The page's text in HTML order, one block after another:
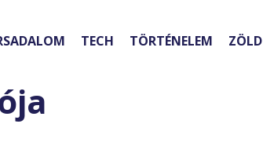
TECH TÖRTÉNELEM ZÖLD